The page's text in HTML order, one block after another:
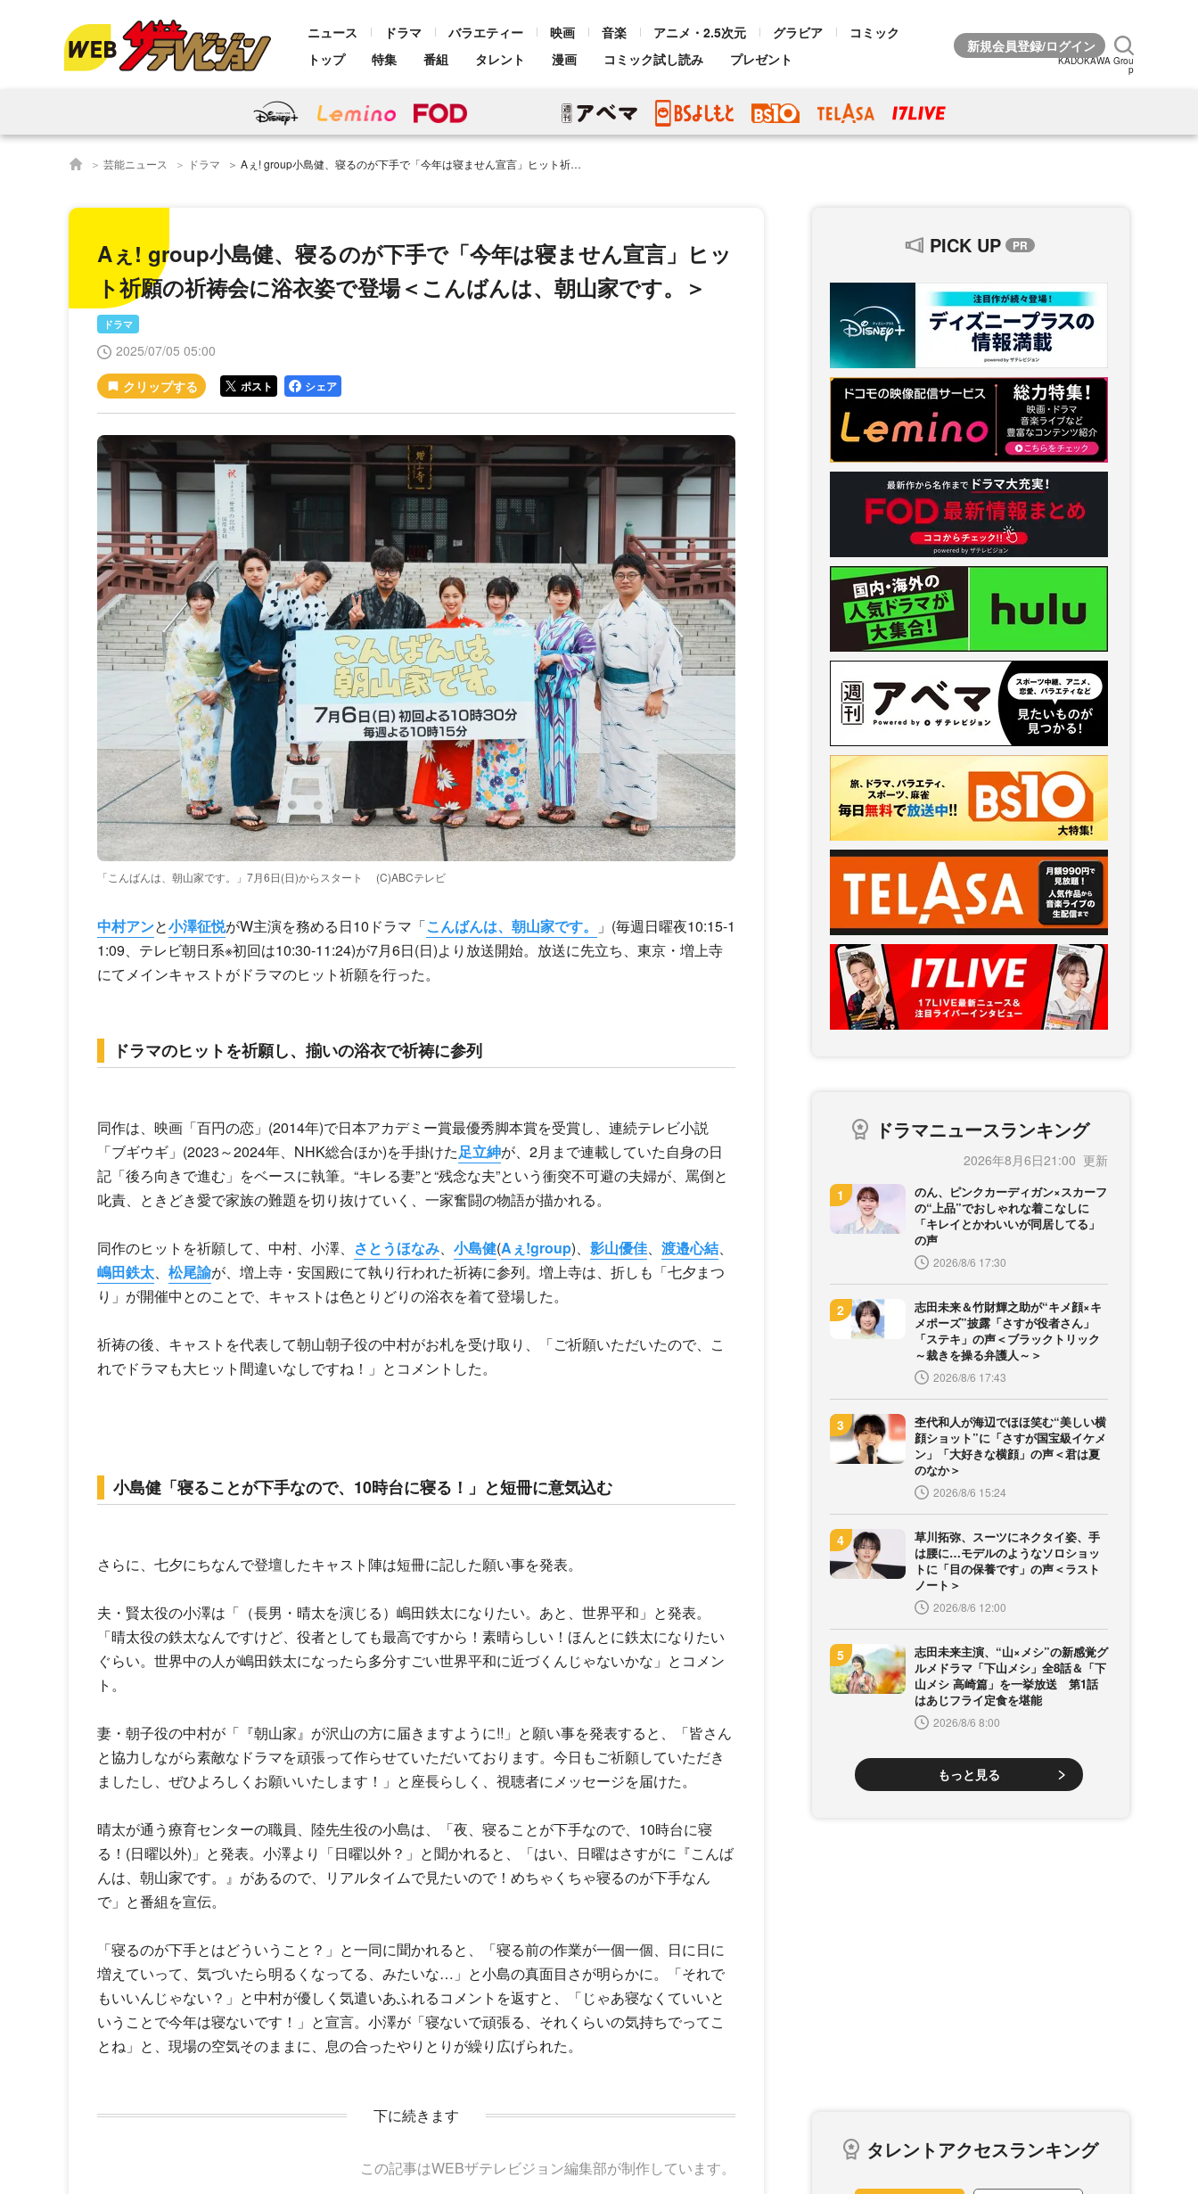
ニュース ドラマ バラエティー 映画 音楽 アニメ・2.5次元 グラビア
コミック
トップ
特集 番組 タレント 漫画 コミック試し読み プレゼント KADOKAWA Grou
p
芸能ニュース ドラマ Aぇ! group小島健、寝るのが下手で「今年は寝ません宣言」ヒット祈願の祈祷会に浴衣姿で登場＜こんばんは、朝山家です。＞
Aぇ! group小島健、寝るのが下手で「今年は寝ません宣言」ヒッ
ト祈願の祈祷会に浴衣姿で登場＜こんばんは、朝山家です。＞
ドラマ
2025/07/05 05:00
ポスト シェア
「こんばんは、朝山家です。」7月6日(日)からスタート (C)ABCテレビ
中村アンと小澤征悦がW主演を務める日10ドラマ「こんばんは、朝山家です。
」(毎週日曜夜10:15-1
1:09、テレビ朝日系※初回は10:30-11:24)が7月6日(日)より放送開始。放送に先立ち、東京・増上寺
にてメインキャストがドラマのヒット祈願を行った。
ドラマのヒットを祈願し、揃いの浴衣で祈祷に参列
同作は、映画「百円の恋」(2014年)で日本アカデミー賞最優秀脚本賞を受賞し、連続テレビ小説
「ブギウギ」(2023～2024年、NHK総合ほか)を手掛けた足立紳が、2月まで連載していた自身の日
記「後ろ向きで進む」をベースに執筆。“キレる妻”と“残念な夫”という衝突不可避の夫婦が、罵倒と
叱責、ときどき愛で家族の難題を切り抜けていく、一家奮闘の物語が描かれる。
同作のヒットを祈願して、中村、小澤、 さとうほなみ、 小島健(Aぇ!group)、 影山優佳、 渡邉心結、
嶋田鉄太、 松尾諭が、増上寺・安国殿にて執り行われた祈祷に参列。増上寺は、折しも「七夕まつ
り」が開催中とのことで、キャストは色とりどりの浴衣を着て登場した。
祈祷の後、キャストを代表して朝山朝子役の中村がお札を受け取り、「ご祈願いただいたので、こ
れでドラマも大ヒット間違いなしですね！」とコメントした。
小島健「寝ることが下手なので、10時台に寝る！」と短冊に意気込む
さらに、七夕にちなんで登壇したキャスト陣は短冊に記した願い事を発表。
夫・賢太役の小澤は「（長男・晴太を演じる） 嶋田鉄太になりたい。あと、世界平和」と発表。
「晴太役の鉄太なんですけど、役者としても最高ですから！素晴らしい！ほんとに鉄太になりたい
ぐらい。世界中の人が嶋田鉄太になったら多分すごい世界平和に近づくんじゃないかな」とコメン
ト。
妻・朝子役の中村が「『朝山家』が沢山の方に届きますように!!」と願い事を発表すると、「皆さん
と協力しながら素敵なドラマを頑張って作らせていただいております。今日もご祈願していただき
ましたし、ぜひよろしくお願いいたします！」と座長らしく、視聴者にメッセージを届けた。
晴太が通う療育センターの職員、陸先生役の小島は、「夜、寝ることが下手なので、10時台に寝
る！(日曜以外)」と発表。小澤より「日曜以外？」と聞かれると、「はい、日曜はさすがに『こんば
んは、朝山家です。 』があるので、リアルタイムで見たいので！めちゃくちゃ寝るのが下手なん
で」と番組を宣伝。
「寝るのが下手とはどういうこと？」と一同に聞かれると、「寝る前の作業が一個一個、日に日に
増えていって、気づいたら明るくなってる、みたいな…」と小島の真面目さが明らかに。「それで
もいいんじゃない？」と中村が優しく気遣いあふれるコメントを返すと、「じゃあ寝なくていいと
いうことで今年は寝ないです！」と宣言。小澤が「寝ないで頑張る、それくらいの気持ちでってこ
とね」と、現場の空気そのままに、息の合ったやりとりが繰り広げられた。
下に続きます
この記事はWEBザテレビジョン編集部が制作しています。
PICK UP
ドラマニュースランキング
2026年8月6日21:00
のん、ピンクカーディガン×スカーフ
の“上品”でおしゃれな着こなしに
「キレイとかわいいが同居してる」
の声
2026/8/6 17:30
志田未来＆竹財輝之助が“キメ顔×キ
メポーズ”披露「さすが役者さん」
「ステキ」の声＜ブラックトリック
～裁きを操る弁護人～＞
2026/8/6 17:43
杢代和人が海辺でほほ笑む“美しい横
顔ショット”に「さすが国宝級イケメ
ン」「大好きな横顔」の声＜君は夏
のなか＞
2026/8/6 15:24
草川拓弥、スーツにネクタイ姿、手
は腰に…モデルのようなソロショッ
トに「目の保養です」の声＜ラスト
ノート＞
2026/8/6 12:00
志田未来主演、“山×メシ”の新感覚グ
ルメドラマ「下山メシ」全8話＆「下
山メシ 高崎篇」を一挙放送 第1話
はあじフライ定食を堪能
2026/8/6 8:00
もっと見る
タレントアクセスランキング